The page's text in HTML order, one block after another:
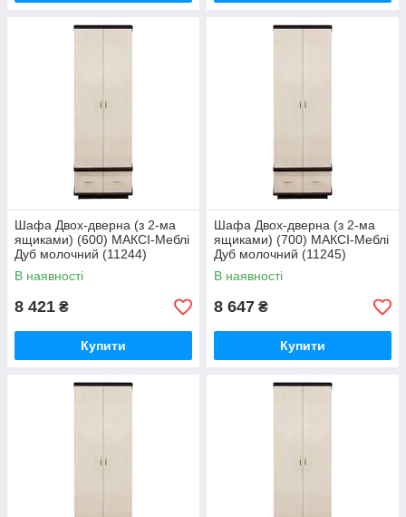
Шафа Двох-дверна (з 2-ма
ящиками) (600) МАКСІ-Меблі
Дуб молочний (11244)
В наявності
8 421 ₴
Купити
Шафа Двох-дверна (з 2-ма
ящиками) (700) МАКСІ-Меблі
Дуб молочний (11245)
В наявності
8 647 ₴
Купити